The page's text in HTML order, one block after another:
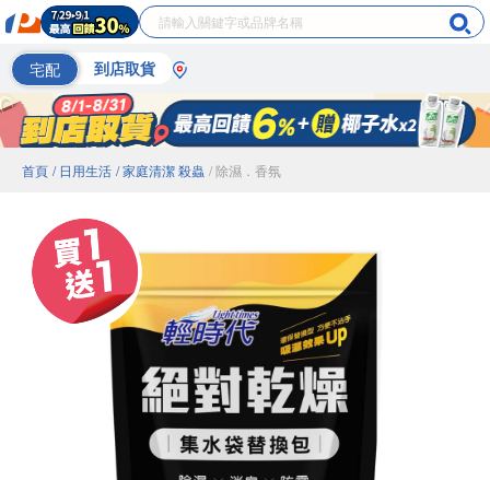
宅配 到店取貨
首頁 / 日用生活 / 家庭清潔 殺蟲 / 除濕．香氛